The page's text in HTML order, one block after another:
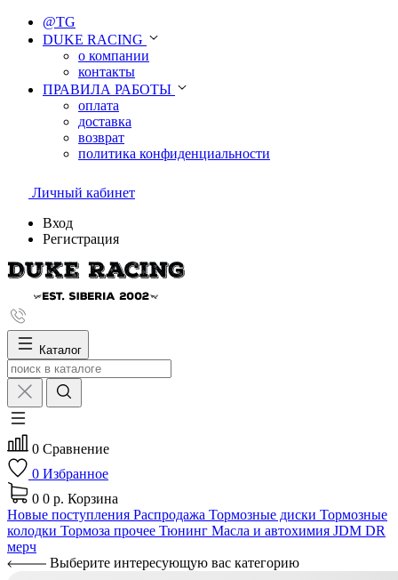
@TG
DUKE RACING
о компании
контакты
ПРАВИЛА РАБОТЫ
оплата
доставка
возврат
политика конфиденциальности
Личный кабинет
Вход
Регистрация
Каталог
0 Сравнение
0 Избранное
0 0 р. Корзина
Новые поступления Распродажа Тормозные диски Тормозные
колодки Тормоза прочее Тюнинг Масла и автохимия JDM DR
мерч
Выберите интересующую вас категорию